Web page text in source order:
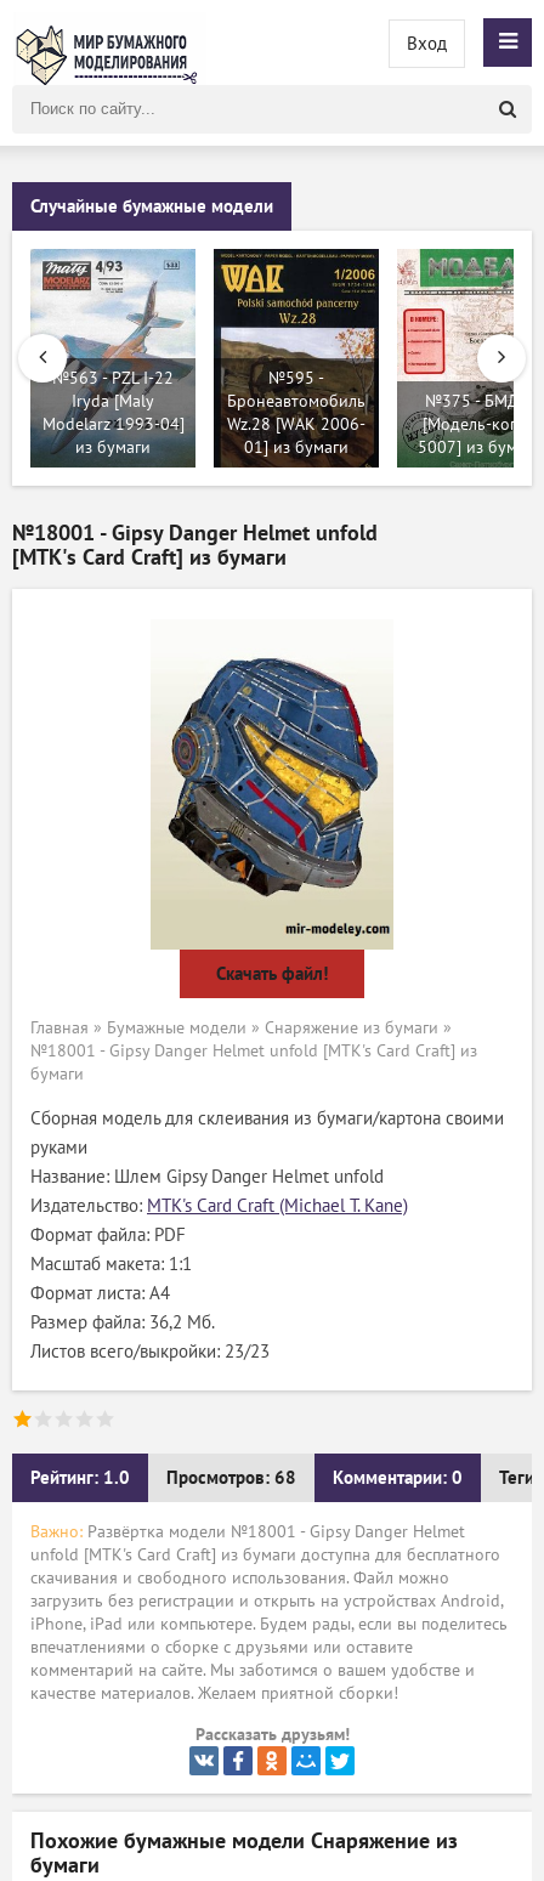
сайту
Вход
Случайные бумажные модели
№563 - PZL I-22
Iryda [Maly
Modelarz 1993-04]
из бумаги
№595 -
Бронеавтомобиль
Wz.28 [WAK 2006-
01] из бумаги
№375 - БМД-1
[Модель-копия
5007] из бумаги
№18001 - Gipsy Danger Helmet unfold
[MTK's Card Craft] из бумаги
Скачать файл!
Главная » Бумажные модели » Снаряжение из бумаги »
№18001 - Gipsy Danger Helmet unfold [MTK's Card Craft] из
бумаги
Сборная модель для склеивания из бумаги/картона своими
руками
Название: Шлем Gipsy Danger Helmet unfold
Издательство: MTK's Card Craft (Michael T. Kane)
Формат файла: PDF
Масштаб макета: 1:1
Формат листа: А4
Размер файла: 36,2 Мб.
Листов всего/выкройки: 23/23
Рейтинг: 1.0 Просмотров: 68 Комментарии: 0 Теги:
Важно: Развёртка модели №18001 - Gipsy Danger Helmet
unfold [MTK's Card Craft] из бумаги доступна для бесплатного
скачивания и свободного использования. Файл можно
загрузить без регистрации и открыть на устройствах Android,
iPhone, iPad или компьютере. Будем рады, если вы поделитесь
впечатлениями о сборке с друзьями или оставите
комментарий на сайте. Мы заботимся о вашем удобстве и
качестве материалов. Желаем приятной сборки!
Рассказать друзьям!
Похожие бумажные модели Снаряжение из
бумаги